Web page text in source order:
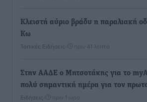
Κλειστή αύριο βράδυ η παραλιακή
Κω
Τοπικές Ειδήσεις πριν 41 λεπτά
Στην ΑΑΔΕ ο Μητσοτάκης για το
πολύ σημαντική ημέρα για τον
Ειδήσεις πριν 1 ώρα